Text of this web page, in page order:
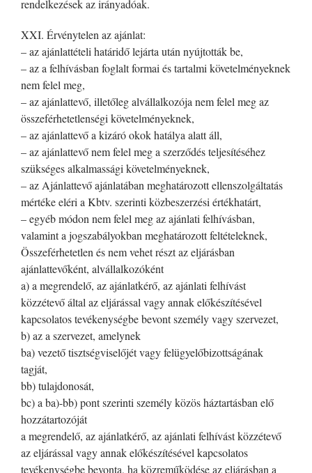
rendelkezések az irányadóak.
XXI. Érvénytelen az ajánlat:
– az ajánlattételi határidő lejárta után nyújtották be,
– az a felhívásban foglalt formai és tartalmi követelményeknek
nem felel meg,
– az ajánlattevő, illetőleg alvállalkozója nem felel meg az
összeférhetetlenségi követelményeknek,
– az ajánlattevő a kizáró okok hatálya alatt áll,
– az ajánlattevő nem felel meg a szerződés teljesítéséhez
szükséges alkalmassági követelményeknek,
– az Ajánlattevő ajánlatában meghatározott ellenszolgáltatás
mértéke eléri a Kbtv. szerinti közbeszerzési értékhatárt,
– egyéb módon nem felel meg az ajánlati felhívásban,
valamint a jogszabályokban meghatározott feltételeknek,
Összeférhetetlen és nem vehet részt az eljárásban
ajánlattevőként, alvállalkozóként
a) a megrendelő, az ajánlatkérő, az ajánlati felhívást
közzétevő által az eljárással vagy annak előkészítésével
kapcsolatos tevékenységbe bevont személy vagy szervezet,
b) az a szervezet, amelynek
ba) vezető tisztségviselőjét vagy felügyelőbizottságának
tagját,
bb) tulajdonosát,
bc) a ba)-bb) pont szerinti személy közös háztartásban elő
hozzátartozóját
a megrendelő, az ajánlatkérő, az ajánlati felhívást közzétevő
az eljárással vagy annak előkészítésével kapcsolatos
tevékenységbe bevonta, ha közreműködése az eljárásban a